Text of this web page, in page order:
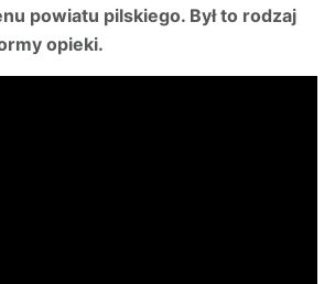
powiatu pilskiego. Był to rodzaj
opieki.